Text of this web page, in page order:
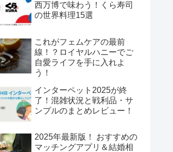
西万博で味わう！くら寿司
の世界料理15選
これがフェムケアの最前
線！？ロイヤルハニーでご
自愛ライフを手に入れよ
う！
インターペット2025が終
了！混雑状況と戦利品・サ
ンプルのまとめレビュー！
2025年最新版！ おすすめの
マッチングアプリ＆結婚相